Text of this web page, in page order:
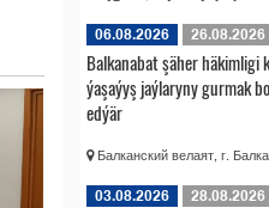
06.08.2026 26.08.2026
Balkanabat şäher häkimligi
ýaşaýyş jaýlaryny gurmak
edýär
Балканский велаят, г.
03.08.2026 28.08.2026